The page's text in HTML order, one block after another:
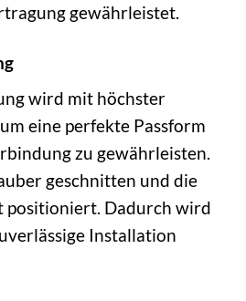
gewährleistet.
wird mit höchster
eine perfekte Passform
zu gewährleisten.
geschnitten und die
positioniert. Dadurch wird
Installation